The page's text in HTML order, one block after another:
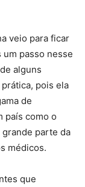
veio para ficar
passo nesse
alguns
pois ela
de
país como o
parte da
médicos.
que